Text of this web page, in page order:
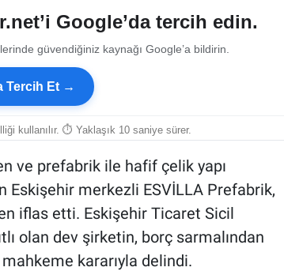
Google’da tercih edin.
güvendiğiniz kaynağı Google’a bildirin.
Tercih Et →
kullanılır. ⏱ Yaklaşık 10 saniye sürer.
ve prefabrik ile hafif çelik yapı
Eskişehir merkezli ESVİLLA Prefabrik,
iflas etti. Eskişehir Ticaret Sicil
olan dev şirketin, borç sarmalından
mahkeme kararıyla delindi.